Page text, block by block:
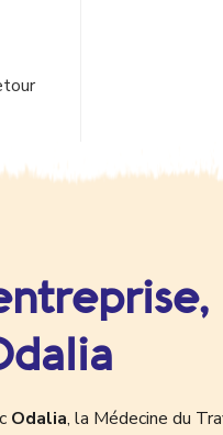
Odalia, la Médecine du